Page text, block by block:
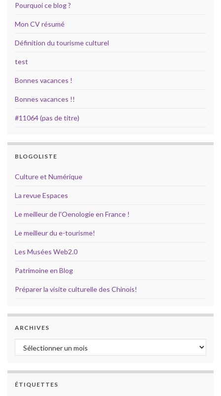
Pourquoi ce blog ?
Mon CV résumé
Définition du tourisme culturel
test
Bonnes vacances !
Bonnes vacances !!
#11064 (pas de titre)
BLOGOLISTE
Culture et Numérique
La revue Espaces
Le meilleur de l'Oenologie en France !
Le meilleur du e-tourisme!
Les Musées Web2.0
Patrimoine en Blog
Préparer la visite culturelle des Chinois!
ARCHIVES
Archives
ÉTIQUETTES